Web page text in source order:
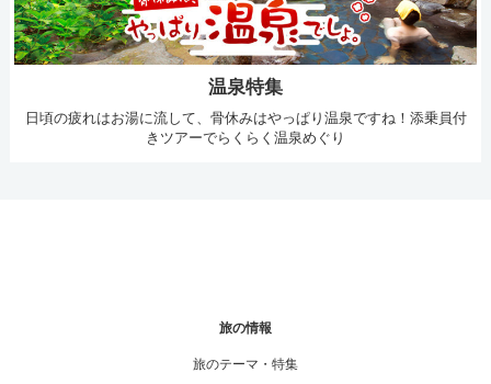
温泉特集
日頃の疲れはお湯に流して、骨休みはやっぱり温泉ですね！添乗員付
きツアーでらくらく温泉めぐり
旅の情報
旅のテーマ・特集